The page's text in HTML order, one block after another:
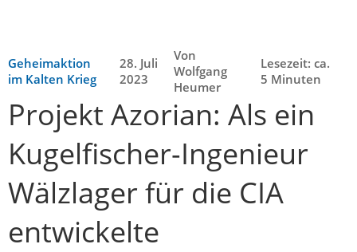
Geheimaktion
im Kalten Krieg
28. Juli
2023
Von
Wolfgang
Heumer
Lesezeit: ca.
5 Minuten
Projekt Azorian: Als ein
Kugelfischer-Ingenieur
Wälzlager für die CIA
entwickelte